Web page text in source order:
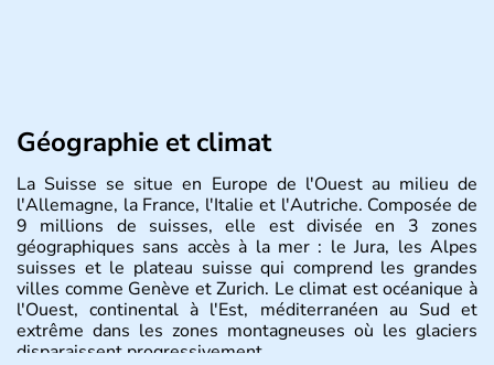
Géographie et climat
La Suisse se situe en Europe de l'Ouest au milieu de
l'Allemagne, la France, l'Italie et l'Autriche. Composée de
9 millions de suisses, elle est divisée en 3 zones
géographiques sans accès à la mer : le Jura, les Alpes
suisses et le plateau suisse qui comprend les grandes
villes comme Genève et Zurich. Le climat est océanique à
l'Ouest, continental à l'Est, méditerranéen au Sud et
extrême dans les zones montagneuses où les glaciers
disparaissent progressivement.